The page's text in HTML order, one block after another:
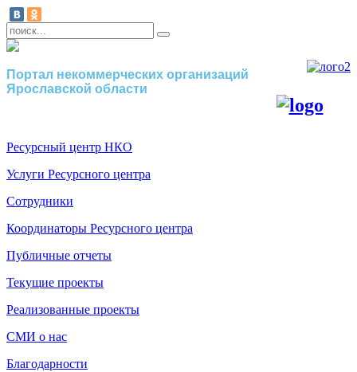
Портал некоммерческих организаций
Ярославской области
Ресурсный центр НКО
Услуги Ресурсного центра
Сотрудники
Координаторы Ресурсного центра
Публичные отчеты
Текущие проекты
Реализованные проекты
СМИ о нас
Благодарности